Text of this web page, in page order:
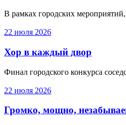
В рамках городских
22 июля 2026
Хор в каждый двор
Финал городского конкурса
22 июля 2026
Громко, мощно,